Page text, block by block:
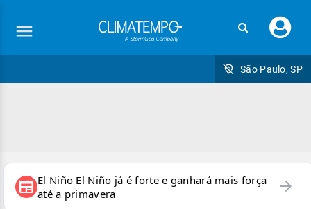
seu
São Paulo, SP
newspaper El Niño El Niño já é forte e ganhará mais força
até a primavera
arrow_forward